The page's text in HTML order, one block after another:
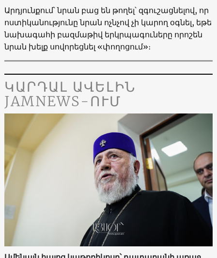
Արդյունքում՝ նրան բաց են թողել՝ զգուշացնելով, որ
ոստիկանությունը նրան ոչնչով չի կարող օգնել, եթե
նախագահի բազմաթիվ երկրպագուները որոշեն
նրան խելք սովորեցնել «փողոցում»։
ԿԱՐԴԱԼ ԱՎԵԼԻՆ
JAMNEWS-ՈՒՄ